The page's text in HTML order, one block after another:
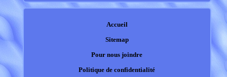
Accueil
Sitemap
Pour nous joindre
Politique de confidentialité